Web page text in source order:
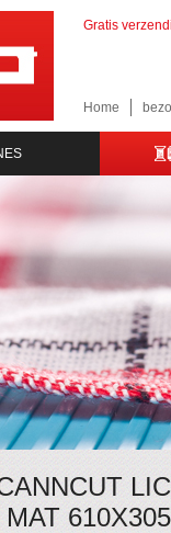
Gratis
Home
610X305